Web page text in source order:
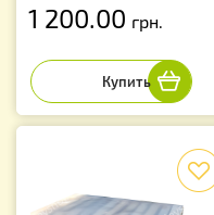
1 200.00 грн.